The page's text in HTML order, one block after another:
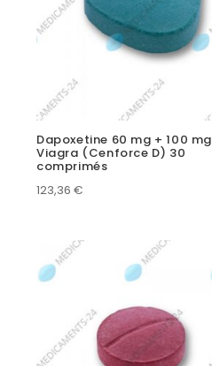
Dapoxetine 60 mg + 100 mg
Viagra (Cenforce D) 30
comprimés
123,36 €